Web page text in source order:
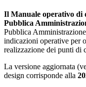
Il Manuale operativo di
Pubblica
Pubblica
indicazioni operative per
realizzazione dei punti di
La versione aggiornata
design corrisponde alla